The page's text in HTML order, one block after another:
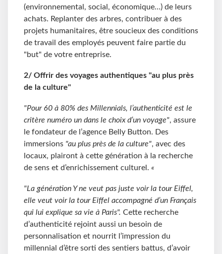
(environnemental, social, économique…) de leurs
achats. Replanter des arbres, contribuer à des
projets humanitaires, être soucieux des conditions
de travail des employés peuvent faire partie du
"but" de votre entreprise.
2/ Offrir des voyages authentiques "au plus près
de la culture"
"Pour 60 à 80% des Millennials, l’authenticité est le
critère numéro un dans le choix d’un voyage", assure
le fondateur de l’agence Belly Button. Des
immersions "au plus près de la culture", avec des
locaux, plairont à cette génération à la recherche
de sens et d’enrichissement culturel. «
"La génération Y ne veut pas juste voir la tour Eiffel,
elle veut voir la tour Eiffel accompagné d’un Français
qui lui explique sa vie à Paris". Cette recherche
d’authenticité rejoint aussi un besoin de
personnalisation et nourrit l’impression du
millennial d’être sorti des sentiers battus, d’avoir